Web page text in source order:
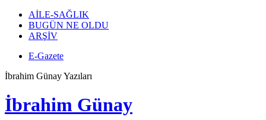
AİLE-SAĞLIK
BUGÜN NE OLDU
ARŞİV
E-Gazete
İbrahim Günay Yazıları
İbrahim Günay